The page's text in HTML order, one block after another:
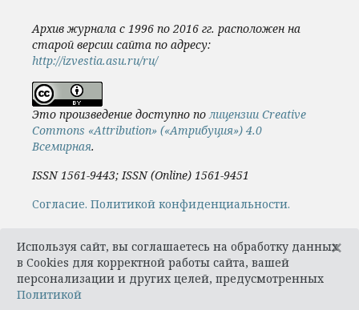
Архив журнала с 1996 по 2016 гг. расположен на
старой версии сайта по адресу:
http://izvestia.asu.ru/ru/
Это произведение доступно полицензии Creative
Commons «Attribution» («Атрибуция») 4.0
Всемирная.
ISSN 1561-9443; ISSN (Online) 1561-9451
Cогласие. Политикой конфиденциальности.
Используя сайт, вы соглашаетесь на обработку данных
в Cookies для корректной работы сайта, вашей
персонализации и других целей, предусмотренных
Политикой
×